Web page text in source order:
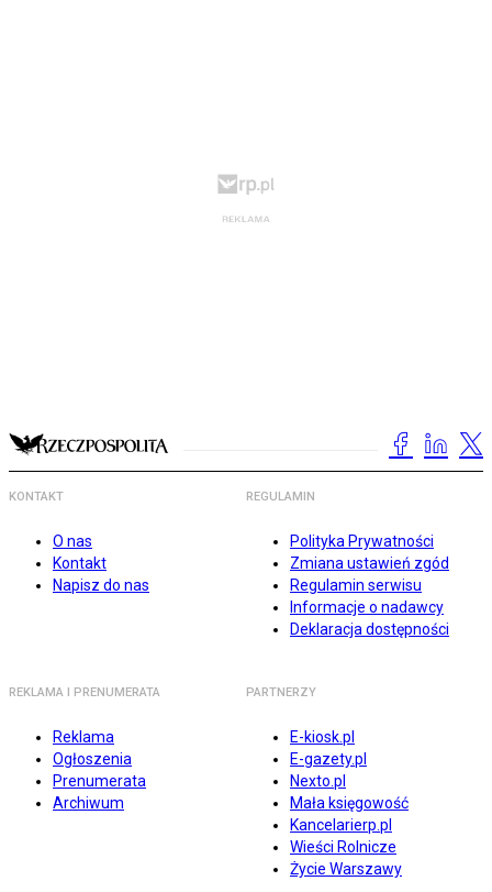
KONTAKT
O nas
Kontakt
Napisz do nas
REGULAMIN
Polityka Prywatności
Zmiana ustawień zgód
Regulamin serwisu
Informacje o nadawcy
Deklaracja dostępności
REKLAMA I PRENUMERATA
Reklama
Ogłoszenia
Prenumerata
Archiwum
PARTNERZY
E-kiosk.pl
E-gazety.pl
Nexto.pl
Mała księgowość
Kancelarierp.pl
Wieści Rolnicze
Życie Warszawy